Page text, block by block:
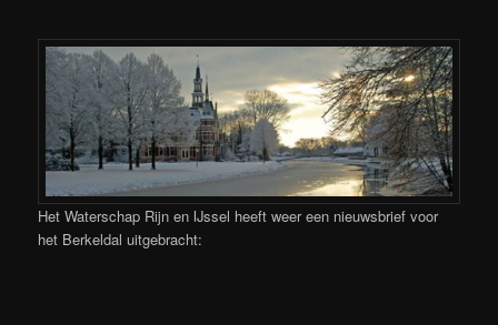
Het Waterschap Rijn en IJssel heeft weer een nieuwsbrief voor
het Berkeldal uitgebracht: